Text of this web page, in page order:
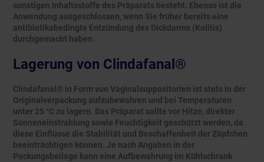
sonstigen Inhaltsstoffe des Präparats besteht. Ebenso ist die
Anwendung ausgeschlossen, wenn Sie früher bereits eine
antibiotikabedingte Entzündung des Dickdarms (Kolitis)
durchgemacht haben.
Lagerung von Clindafanal®
Clindafanal® in Form von Vaginalsuppositorien ist stets in der
Originalverpackung aufzubewahren und bei Temperaturen
unter 25 °C zu lagern. Das Präparat sollte vor Hitze, direkter
Sonneneinstrahlung sowie Feuchtigkeit geschützt werden, da
diese Einflüsse die Stabilität und Beschaffenheit der Zäpfchen
beeinträchtigen können. Je nach Angaben in der
Packungsbeilage kann eine Aufbewahrung im Kühlschrank